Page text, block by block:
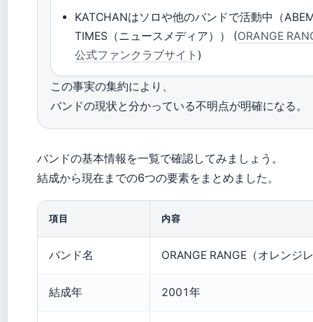
KATCHANはソロや他のバンドで活動中（
TIMES（ニュースメディア）） (ORANGE
公式ファンクラブサイト )
この事実の集約により、
バンドの現状と分かっている不明点が明確になる。
バンドの基本情報を一覧で確認してみましょう。
結成から現在までの6つの要素をまとめました。
項目 内容
バンド名 ORANGE RANGE（オレンジ
結成年 2001年